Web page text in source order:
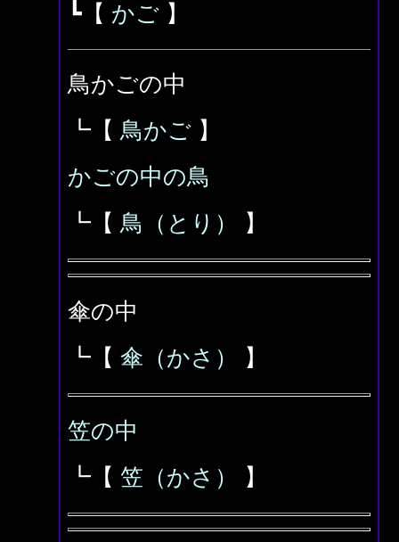
┗【 かご 】
鳥かごの中
┗【 鳥かご 】
かごの中の鳥
┗【 鳥（とり） 】
傘の中
┗【 傘（かさ） 】
笠の中
┗【 笠（かさ） 】